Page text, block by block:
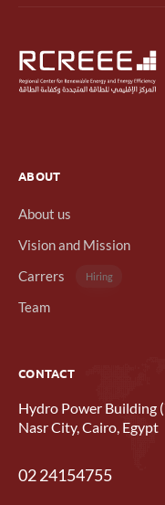
ABOUT
About us
Vision and Mission
Carrers
Hiring
Team
CONTACT
Hydro Power Building
Nasr City, Cairo, Egypt
02 24154755